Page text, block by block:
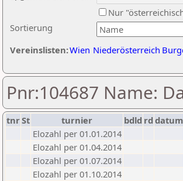
Sortierung
Nur
Vereinslisten:Wien Niederösterreich
Pnr:104687 Name:
tnrSt turnier bdld rd datum
Elozahl per 01.01.2014
Elozahl per 01.04.2014
Elozahl per 01.07.2014
Elozahl per 01.10.2014